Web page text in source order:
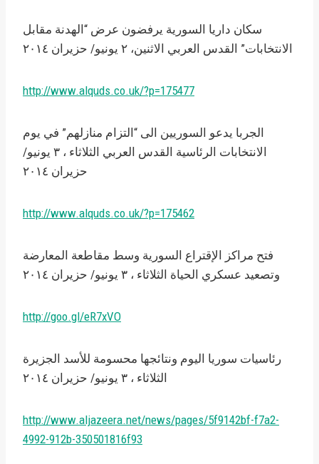
سكان داريا السورية يرفضون عرض “الهدنة مقابل
الانتخابات” القدس العربي الاثنين، ٢ يونيو/ حزيران ٢٠١٤
http://www.alquds.co.uk/?p=175477
الجربا يدعو السوريين الى “التزام منازلهم” في يوم
الانتخابات الرئاسية القدس العربي الثلاثاء ، ٣ يونيو/
حزيران ٢٠١٤
http://www.alquds.co.uk/?p=175462
فتح مراكز الإقتراع السورية وسط مقاطعة المعارضة
وتصعيد عسكري الحياة الثلاثاء ، ٣ يونيو/ حزيران ٢٠١٤
http://goo.gl/eR7xVO
رئاسيات سوريا اليوم ونتائجها محسومة للأسد الجزيرة
الثلاثاء ، ٣ يونيو/ حزيران ٢٠١٤
http://www.aljazeera.net/news/pages/5f9142bf-f7a2-
4992-912b-350501816f93